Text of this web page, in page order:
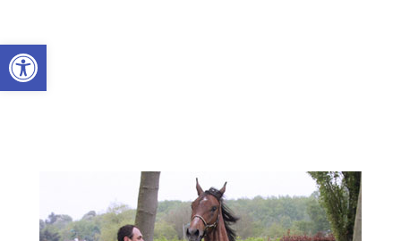
Abrir a barra de ferramentas